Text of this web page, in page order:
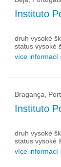
Instituto
druh vysoké
status vysoké
více informací
Bragança,
Instituto
druh vysoké
status vysoké
více informací